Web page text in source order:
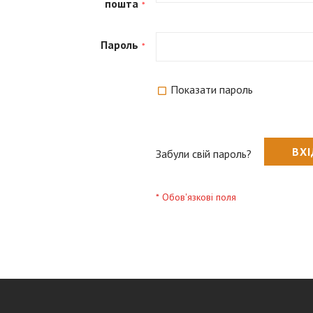
пошта
Пароль
Показати пароль
Забули свій пароль?